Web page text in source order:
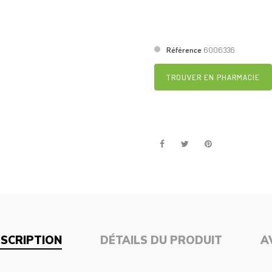
Référence 6006336
TROUVER EN PHARMACIE
DÉTAILS DU PRODUIT